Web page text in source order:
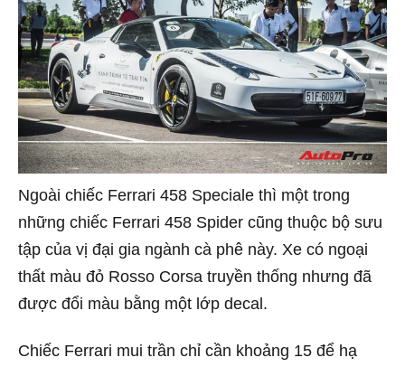
Ngoài chiếc Ferrari 458 Speciale thì một trong
những chiếc Ferrari 458 Spider cũng thuộc bộ sưu
tập của vị đại gia ngành cà phê này. Xe có ngoại
thất màu đỏ Rosso Corsa truyền thống nhưng đã
được đổi màu bằng một lớp decal.
Chiếc Ferrari mui trần chỉ cần khoảng 15 để hạ